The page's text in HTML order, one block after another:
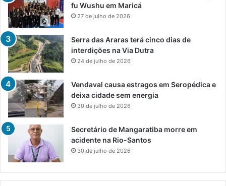
fu Wushu em Maricá
27 de julho de 2026
Serra das Araras terá cinco dias de
interdições na Via Dutra
24 de julho de 2026
Vendaval causa estragos em Seropédica e
deixa cidade sem energia
30 de julho de 2026
Secretário de Mangaratiba morre em
acidente na Rio-Santos
30 de julho de 2026